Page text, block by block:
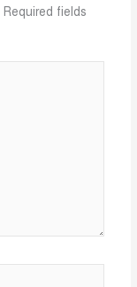
Required fields